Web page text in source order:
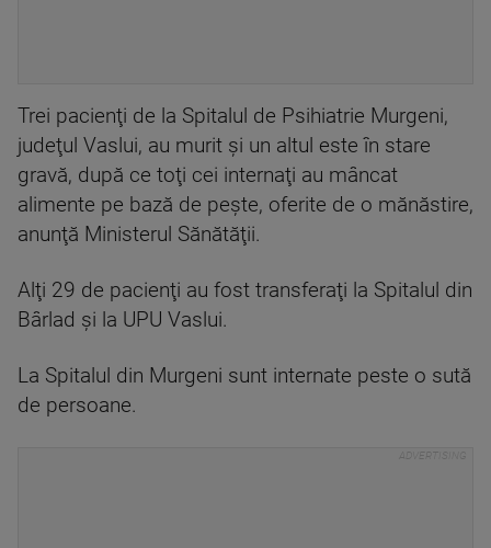
Trei pacienţi de la Spitalul de Psihiatrie Murgeni,
judeţul Vaslui, au murit şi un altul este în stare
gravă, după ce toţi cei internaţi au mâncat
alimente pe bază de peşte, oferite de o mănăstire,
anunţă Ministerul Sănătăţii.
Alţi 29 de pacienţi au fost transferaţi la Spitalul din
Bârlad şi la UPU Vaslui.
La Spitalul din Murgeni sunt internate peste o sută
de persoane.